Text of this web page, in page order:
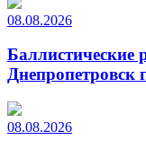
08.08.2026
Баллистические
Днепропетровск
08.08.2026